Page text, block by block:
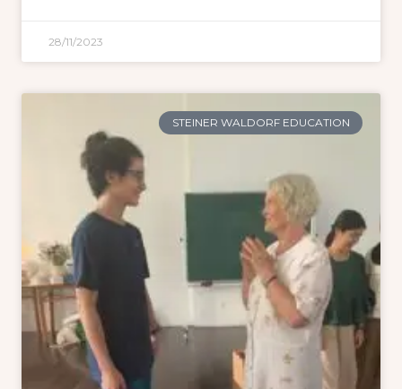
28/11/2023
STEINER WALDORF EDUCATION